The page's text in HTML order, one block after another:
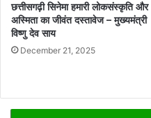
छत्तीसगढ़ी सिनेमा हमारी लोकसंस्कृति और
अस्मिता का जीवंत दस्तावेज – मुख्यमंत्री
विष्णु देव साय
December 21, 2025